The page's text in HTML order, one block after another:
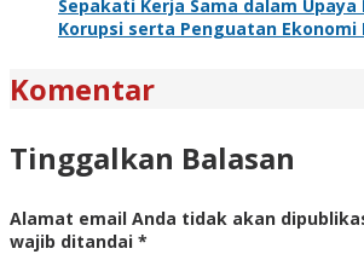
Sepakati Kerja Sama dalam Upaya
Korupsi serta Penguatan Ekonomi
Komentar
Tinggalkan Balasan
Alamat email Anda tidak akan
wajib ditandai *